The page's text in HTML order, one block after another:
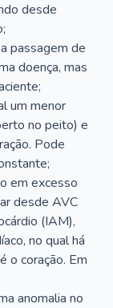
desde
passagem de
doença, mas
um menor
no peito) e
Pode
em excesso
desde AVC
(IAM),
no qual há
o coração. Em
anomalia no